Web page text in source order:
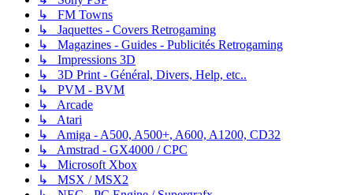
↳ FM Towns
↳ Jaquettes - Covers Retrogaming
↳ Magazines - Guides - Publicités Retrogaming
↳ Impressions 3D
↳ 3D Print - Général, Divers, Help, etc..
↳ PVM - BVM
↳ Arcade
↳ Atari
↳ Amiga - A500, A500+, A600, A1200, CD32
↳ Amstrad - GX4000 / CPC
↳ Microsoft Xbox
↳ MSX / MSX2